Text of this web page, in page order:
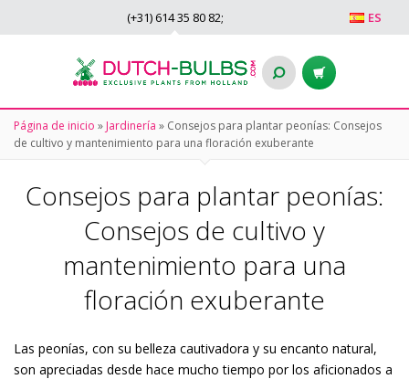
ES
(+31) 614 35 80 82;
Página de inicio » Jardinería » Consejos para plantar peonías: Consejos
de cultivo y mantenimiento para una floración exuberante
Consejos para plantar peonías:
Consejos de cultivo y
mantenimiento para una
floración exuberante
Las peonías, con su belleza cautivadora y su encanto natural,
son apreciadas desde hace mucho tiempo por los aficionados a